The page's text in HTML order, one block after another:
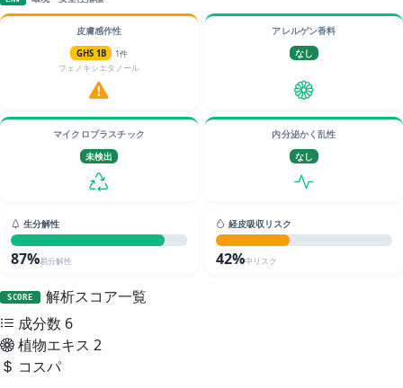
皮膚感作性
GHS 1B
1件
フェノキシエタノール
アレルゲン香料
なし
マイクロプラスチック
未検出
内分泌かく乱性
なし
生分解性
87%易分解性
経皮吸収リスク
42%中リスク
SCORE
解析スコア一覧
成分数 6
植物エキス 2
コスパ